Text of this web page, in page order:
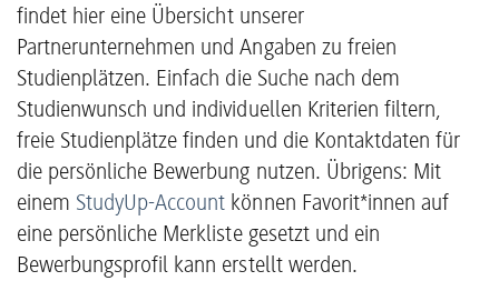
findet hier eine Übersicht unserer
Partnerunternehmen und Angaben zu freien
Studienplätzen. Einfach die Suche nach dem
Studienwunsch und individuellen Kriterien filtern,
freie Studienplätze finden und die Kontaktdaten für
die persönliche Bewerbung nutzen. Übrigens: Mit
einem StudyUp-Account können Favorit*innen auf
eine persönliche Merkliste gesetzt und ein
Bewerbungsprofil kann erstellt werden.